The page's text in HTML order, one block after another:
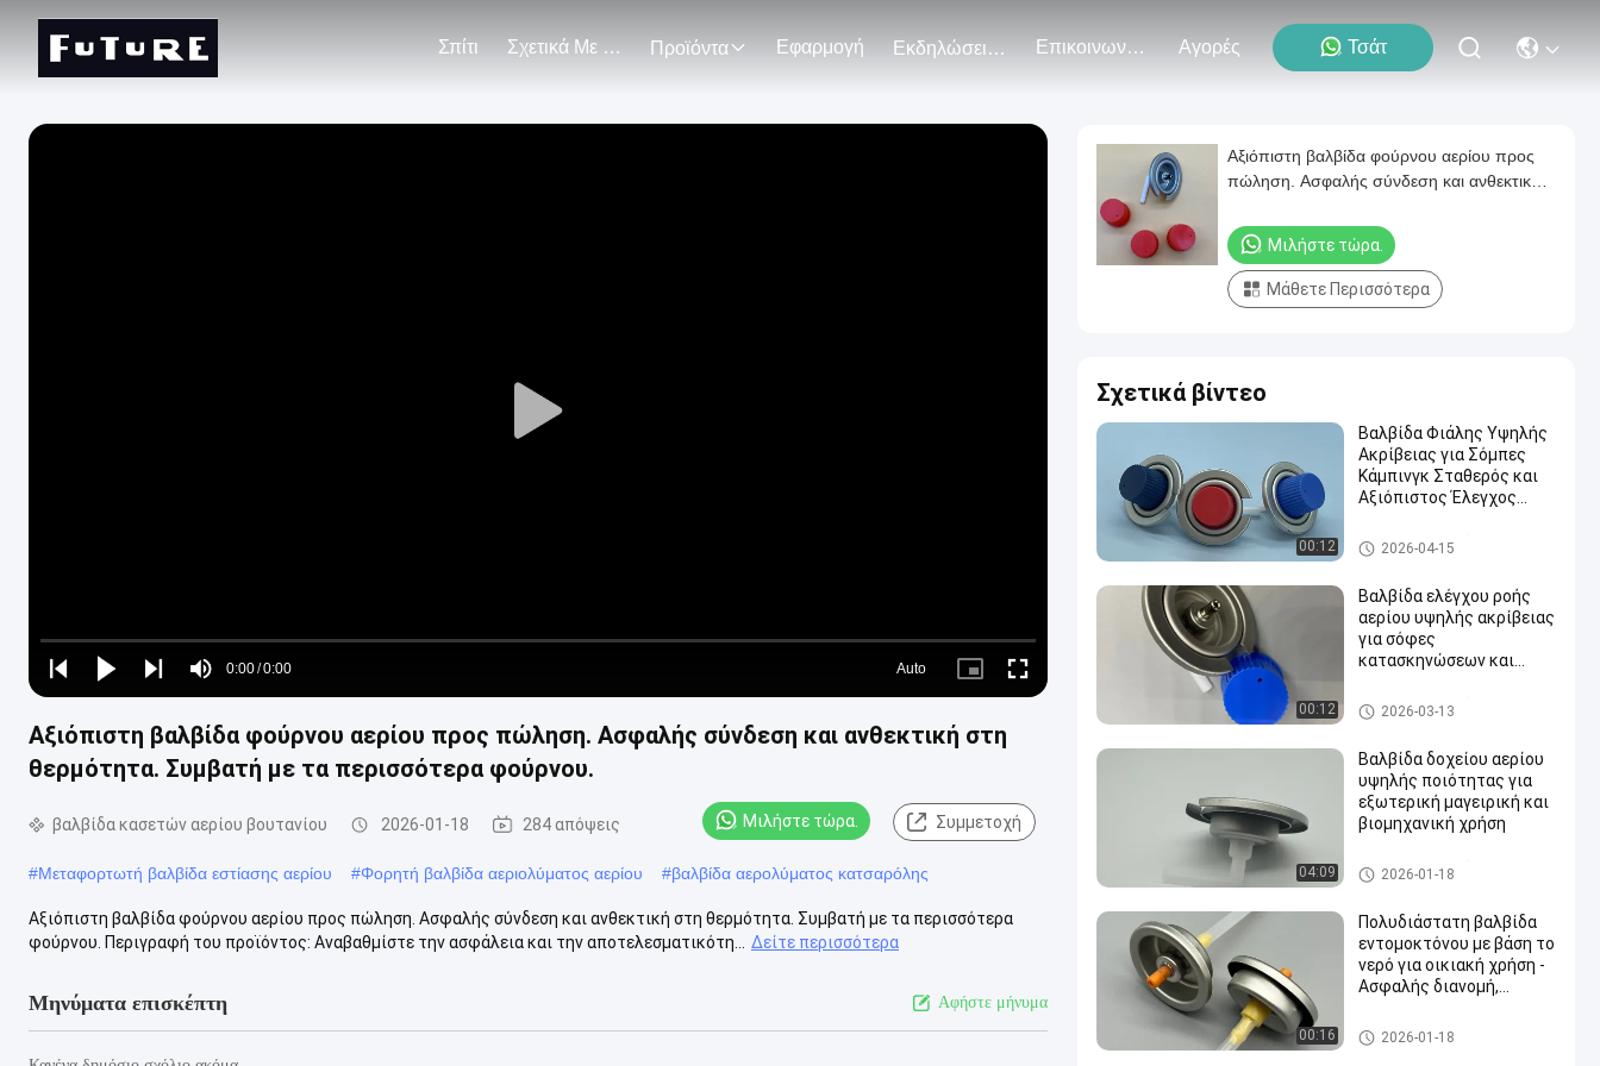
Σπίτι Σχετικά Με Εμάς Προϊόντα Εφαρμογή Εκδηλώσεις Επικοινωνήστε Μαζί Μας Αγορές Τσάτ
Play
Play
Play
Play
Mute
Time
0:00/0:00
Loaded:
0%
Auto
Picture- Fullscreen
Αξιόπιστη βαλβίδα φούρνου αερίου προς πώληση. Ασφαλής σύνδεση και ανθεκτική στη
θερμότητα. Συμβατή με τα περισσότερα φούρνου.
βαλβίδα κασετών αερίου βουτανίου 2026-01-18 284 απόψεις Μιλήστε τώρα. Συμμετοχή
#Μεταφορτωτή βαλβίδα εστίασης αερίου #Φορητή βαλβίδα αεριολύματος αερίου #βαλβίδα αερολύματος κατσαρόλης
Αξιόπιστη βαλβίδα φούρνου αερίου προς πώληση. Ασφαλής σύνδεση και ανθεκτική στη θερμότητα. Συμβατή με τα περισσότερα
φούρνου. Περιγραφή του προϊόντος: Αναβαθμίστε την ασφάλεια και την αποτελεσματικότη...
Δείτε περισσότερα
Μηνύματα επισκέπτη Αφήστε μήνυμα
Αξιόπιστη βαλβίδα φούρνου αερίου προς
πώληση. Ασφαλής σύνδεση και ανθεκτική
περισσότερα φούρνου.
Μιλήστε τώρα.
Μάθετε Περισσότερα
Σχετικά βίντεο
00:12
Βαλβίδα Φιάλης Υψηλής
Ακρίβειας για Σόμπες
Κάμπινγκ Σταθερός και
Αξιόπιστος Έλεγχος
βαλβίδα κασετών αερίου βο
υτανίου
2026-04-15
00:12
Βαλβίδα ελέγχου ροής
αερίου υψηλής ακρίβειας
για σόφες
κατασκηνώσεων και
βαλβίδα κασετών αερίου βο
υτανίου
2026-03-13
04:09
Βαλβίδα δοχείου αερίου
υψηλής ποιότητας για
εξωτερική μαγειρική και
βιομηχανική χρήση
βαλβίδα κασετών αερίου βο
υτανίου
2026-01-18
00:16
Πολυδιάστατη βαλβίδα
εντομοκτόνου με βάση το
νερό για οικιακή χρήση -
Ασφαλής διανομή,
water alcohol based insecticid
e valve
2026-01-18